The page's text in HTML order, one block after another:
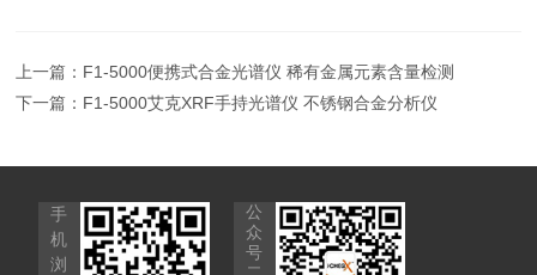
上一篇： F1-5000便携式合金光谱仪 稀有金属元素含量检测
下一篇： F1-5000艾克XRF手持光谱仪 不锈钢合金分析仪
手
机
浏
公
众
号